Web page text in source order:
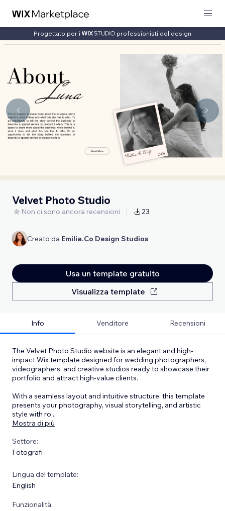
Progettato per i professionisti del design
Velvet Photo Studio
Non ci sono ancora recensioni 23
Creato da Emilia.Co Design Studios
Usa un template gratuito
Visualizza template
Info Venditore Recensioni
The Velvet Photo Studio website is an elegant and high-
impact Wix template designed for wedding photographers,
videographers, and creative studios ready to showcase their
portfolio and attract high-value clients.
With a seamless layout and intuitive structure, this template
presents your photography, visual storytelling, and artistic
style with ro...
Mostra di più
Settore:
Fotografi
Lingua del template:
English
Funzionalità: